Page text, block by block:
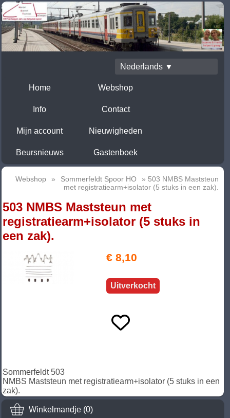
Nederlands ▼
Home Webshop
Info Contact
Mijn account Nieuwigheden
Beursnieuws Gastenboek
Winkelmandje (0)
Webshop » Sommerfeldt Spoor HO
» 503 NMBS Maststeun
met registratiearm+isolator (5 stuks in een zak).
503 NMBS Maststeun met
registratiearm+isolator (5 stuks in
een zak).
€ 8,10
Uitverkocht
Sommerfeldt 503
NMBS Maststeun met registratiearm+isolator (5 stuks in een
zak).